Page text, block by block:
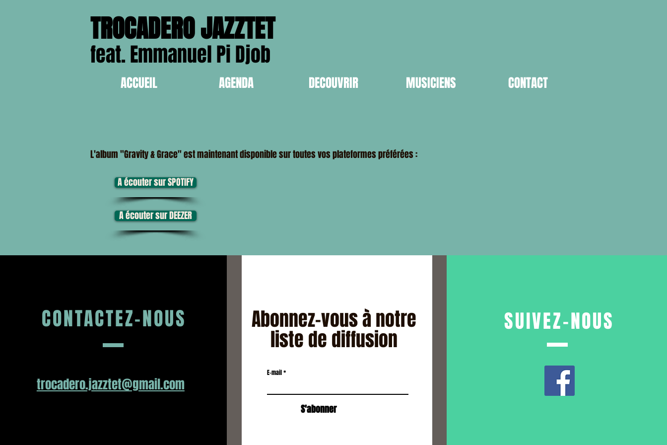
TROCADERO JAZZTET
feat. Emmanuel Pi Djob
ACCUEIL AGENDA DECOUVRIR MUSICIENS CONTACT
L'album "Gravity & Grace" est maintenant disponible sur toutes vos plateformes préférées :
A écouter sur SPOTIFY
A écouter sur DEEZER
CONTACTEZ-NOUS
trocadero.jazztet@gmail.com
Abonnez-vous à notre
liste de diffusion
E-mail
S'abonner
SUIVEZ-NOUS